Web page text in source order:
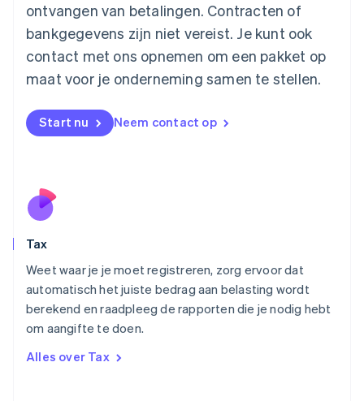
ontvangen van betalingen. Contracten of
bankgegevens zijn niet vereist. Je kunt ook
contact met ons opnemen om een pakket op
maat voor je onderneming samen te stellen.
Start nu Neem contact op
Tax
Weet waar je je moet registreren, zorg ervoor dat
automatisch het juiste bedrag aan belasting wordt
berekend en raadpleeg de rapporten die je nodig hebt
om aangifte te doen.
Alles over Tax
Maleisië
English简体中文
Malta
English
Mexico
Nederland
NederlandsEnglish
English
Oostenrijk
English
Portugal
English
Roemenië
English
Singapore
English 简体中文